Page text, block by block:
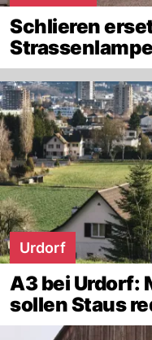
Schlieren
Urdorf
A3 bei Urdorf:
sollen Staus